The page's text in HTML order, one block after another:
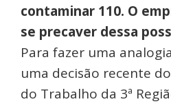
contaminar 110. O
se precaver dessa
Para fazer uma
uma decisão recente
do Trabalho da 3ª